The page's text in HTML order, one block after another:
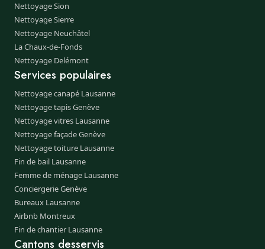
Nettoyage Sion
Nettoyage Sierre
Nettoyage Neuchâtel
La Chaux-de-Fonds
Nettoyage Delémont
Services populaires
Nettoyage canapé Lausanne
Nettoyage tapis Genève
Nettoyage vitres Lausanne
Nettoyage façade Genève
Nettoyage toiture Lausanne
Fin de bail Lausanne
Femme de ménage Lausanne
Conciergerie Genève
Bureaux Lausanne
Airbnb Montreux
Fin de chantier Lausanne
Cantons desservis